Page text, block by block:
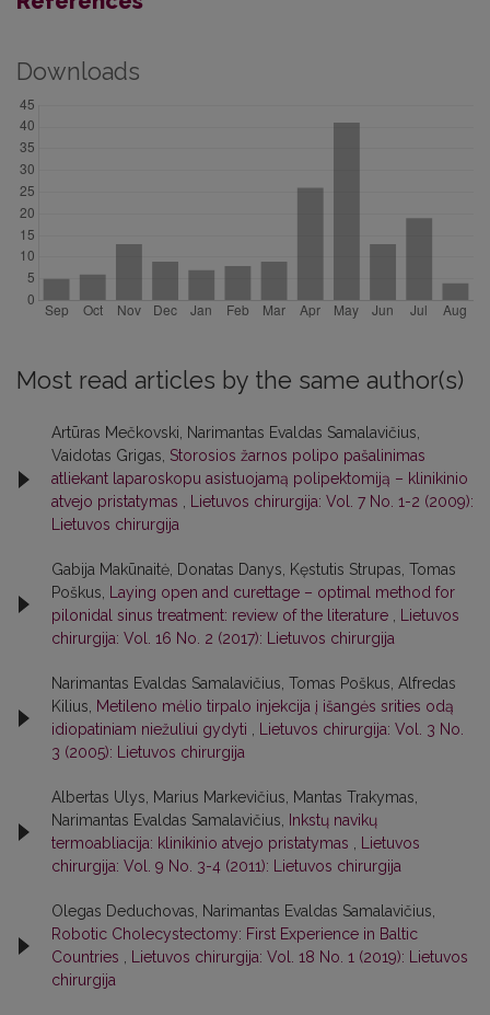
Downloads
Most read articles by the same author(s)
Artūras Mečkovski, Narimantas Evaldas Samalavičius,
Vaidotas Grigas, Storosios žarnos polipo pašalinimas
atliekant laparoskopu asistuojamą polipektomiją – klinikinio
atvejo pristatymas
Lietuvos chirurgija: Vol. 7 No. 1-2 (2009):
Lietuvos chirurgija
Gabija Makūnaitė, Donatas Danys, Kęstutis Strupas, Tomas
Poškus,
Laying open and curettage – optimal method for
pilonidal sinus treatment: review of the literature
Lietuvos
chirurgija: Vol. 16 No. 2 (2017): Lietuvos chirurgija
Narimantas Evaldas Samalavičius, Tomas Poškus, Alfredas
Kilius,
Metileno mėlio tirpalo injekcija į išangės srities odą
idiopatiniam niežuliui gydyti
Lietuvos chirurgija: Vol. 3 No.
3 (2005): Lietuvos chirurgija
Albertas Ulys, Marius Markevičius, Mantas Trakymas,
Narimantas Evaldas Samalavičius,
Inkstų navikų
termoabliacija: klinikinio atvejo pristatymas
Lietuvos
chirurgija: Vol. 9 No. 3-4 (2011): Lietuvos chirurgija
Olegas Deduchovas, Narimantas Evaldas Samalavičius,
Robotic Cholecystectomy: First Experience in Baltic
Countries
Lietuvos chirurgija: Vol. 18 No. 1 (2019): Lietuvos
chirurgija